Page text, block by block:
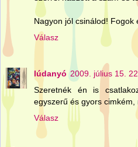
Nagyon jól csinálod! Fogok
Válasz
lúdanyó 2009. július 15.
Szeretnék én is
egyszerű és gyors
Válasz